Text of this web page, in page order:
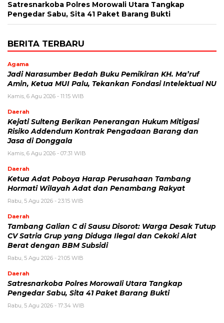
Satresnarkoba Polres Morowali Utara Tangkap
Pengedar Sabu, Sita 41 Paket Barang Bukti
BERITA TERBARU
Agama
Jadi Narasumber Bedah Buku Pemikiran KH. Ma’ruf
Amin, Ketua MUI Palu, Tekankan Fondasi Intelektual NU
Kamis, 6 Agu 2026 - 11:15 WIB
Daerah
Kejati Sulteng Berikan Penerangan Hukum Mitigasi
Risiko Addendum Kontrak Pengadaan Barang dan
Jasa di Donggala
Kamis, 6 Agu 2026 - 07:31 WIB
Daerah
Ketua Adat Poboya Harap Perusahaan Tambang
Hormati Wilayah Adat dan Penambang Rakyat
Rabu, 5 Agu 2026 - 23:15 WIB
Daerah
Tambang Galian C di Sausu Disorot: Warga Desak Tutup
CV Satria Grup yang Diduga Ilegal dan Cekoki Alat
Berat dengan BBM Subsidi
Rabu, 5 Agu 2026 - 21:05 WIB
Daerah
Satresnarkoba Polres Morowali Utara Tangkap
Pengedar Sabu, Sita 41 Paket Barang Bukti
Rabu, 5 Agu 2026 - 17:34 WIB